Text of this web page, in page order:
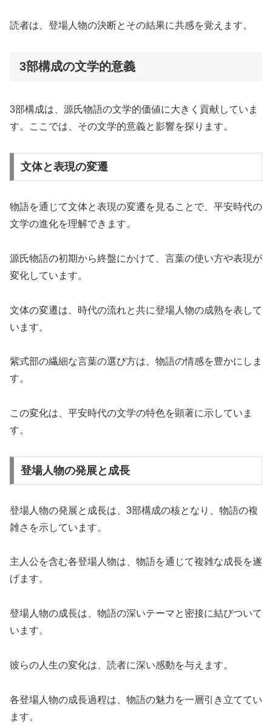
読者は、登場人物の決断とその結果に共感を覚えます。
3部構成の文学的意義
3部構成は、源氏物語の文学的価値に大きく貢献していま
す。ここでは、その文学的意義と影響を探ります。
文体と表現の変遷
物語を通じて文体と表現の変遷を見ることで、平安時代の
文学の進化を理解できます。
源氏物語の初期から終盤にかけて、言葉の使い方や表現が
変化しています。
文体の変遷は、時代の流れと共に登場人物の成熟を表して
います。
紫式部の繊細な言葉の選び方は、物語の情感を豊かにしま
す。
この変化は、平安時代の文学の特色を顕著に示していま
す。
登場人物の発展と成長
登場人物の発展と成長は、3部構成の核となり、物語の複
雑さを示しています。
主人公を含む各登場人物は、物語を通じて複雑な成長を遂
げます。
登場人物の成長は、物語の深いテーマと密接に結びついて
います。
彼らの人生の変化は、読者に深い感動を与えます。
各登場人物の成長過程は、物語の魅力を一層引き立ててい
ます。